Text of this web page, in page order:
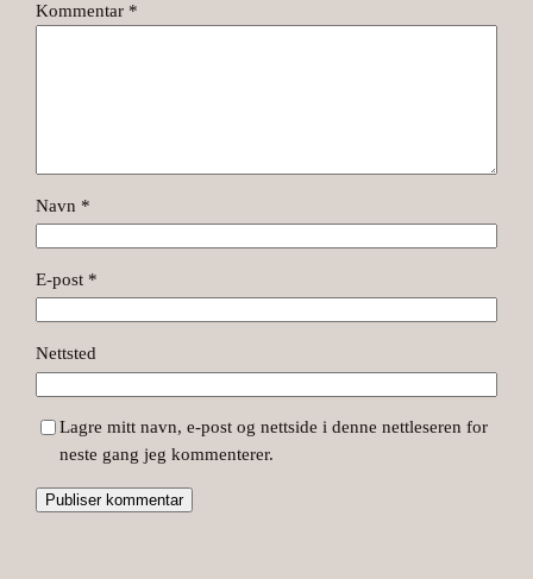
Kommentar *
Navn *
E-post *
Nettsted
Lagre mitt navn, e-post og nettside i denne nettleseren for
neste gang jeg kommenterer.